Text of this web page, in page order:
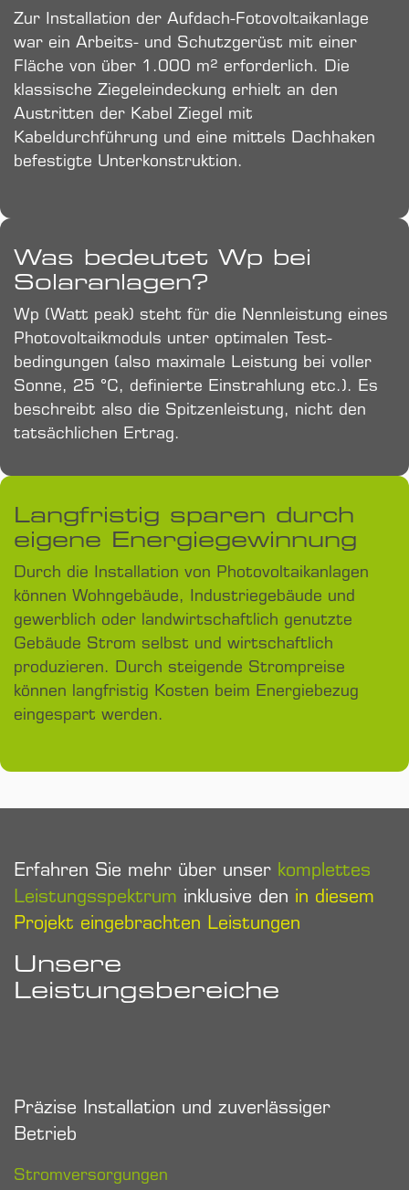
Zur Installation der Aufdach-Fotovoltaikanlage
war ein Arbeits- und Schutzgerüst mit einer
Fläche von über 1.000 m² erforderlich. Die
klassische Ziegeleindeckung erhielt an den
Austritten der Kabel Ziegel mit
Kabeldurchführung und eine mittels Dachhaken
befestigte Unterkonstruktion.
Was bedeutet Wp bei
Solaranlagen?
Wp (Watt peak) steht für die Nenn­leistung eines
Photovoltaik­moduls unter optimalen Test­
bedingungen (also maximale Leistung bei voller
Sonne, 25 °C, definierte Einstrahlung etc.). Es
beschreibt also die Spitzen­leistung, nicht den
tatsächlichen Ertrag.
Langfristig sparen durch
eigene Energiegewinnung
Durch die Installation von Photovoltaikanlagen
können Wohngebäude, Industriegebäude und
gewerblich oder landwirtschaftlich genutzte
Gebäude Strom selbst und wirtschaftlich
produzieren. Durch steigende Strompreise
können langfristig Kosten beim Energiebezug
eingespart werden.
Erfahren Sie mehr über unser komplettes
Leistungsspektrum inklusive den in diesem
Projekt eingebrachten Leistungen
Unsere
Leistungsbereiche
Präzise Installation und zuverlässiger
Betrieb
Stromversorgungen